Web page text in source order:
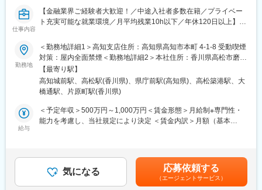
■同社の強み
契約のほぼすべて（約96％）が有配当保険（会社の利益の一部を
「健康配当」にも注力しており、健康であれば健康配当のお支払
いが続くという仕組みに強みがあります。
変更の範囲：会社の定める業務
■こんな方におすすめ
・事務経験やコールセンター経験を活かしたい方
・接客経験や営業経験で培ったスキルを活かしたい方
■研修制度
入社後2か月研修期間がございます。また研修期間後はOJT期間と
して手厚いサポート体制が整っており未経験の方もご活躍頂けま
■働き方
当社はテレビCMやデジタル広告によるダイレクトマーケティング
をメインとして新規契約や契約更新につなげています。テレビや
仕事内容
【金融業界ご経験者大歓迎！／中途入社者多数在籍／プライベー
ト充実可能な就業環境／月平均残業10h以下／年休120日以上】
■業務内容
富裕層を含む個人顧客（9割）や法人顧客（1割）へ最適な金融サ
ービスをご提案頂き、口座開設を目指していただきます。
メインは証券になりますが、ニーズに合わせて株や投資信託や保
険、NISAなど様々な商品をご提案いたします。銀行に属さない独
立系のため、銀行の指示による押売の営業スタイルではなく、顧
客本位の営業が可能です。
す。
商品に関する勉強会や年次に応じての勉強会等を随時実施し、知
勤務地
＜勤務地詳細1＞高知支店住所：高知県高知市本町 4-1-8 受動喫煙
対策：屋内全面禁煙＜勤務地詳細2＞本社住所：香川県高松市磨屋
町4-8 勤務地最寄駅：予讃線／高松駅受動喫煙対策：屋内全面禁
煙変更の範囲：会社の定める事業所
【最寄り駅】
高知城前駅、高松駅(香川県)、県庁前駅(高知県)、高松築港駅、大
橋通駅、片原町駅(香川県)
給与
＜予定年収＞500万円～1,000万円＜賃金形態＞月給制※専門性・
能力を考慮し、当社規定により決定 ＜賃金内訳＞月額（基本
下する可能性があります。■賞与実績：年2回 ※賞与は、個人実
績、会社業績によって支給額が変動します。賃金はあくまでも目
安の金額であり、選考を通じて上下する可能性があります。月給
気になる 応募依頼する
（エージェントサービス）